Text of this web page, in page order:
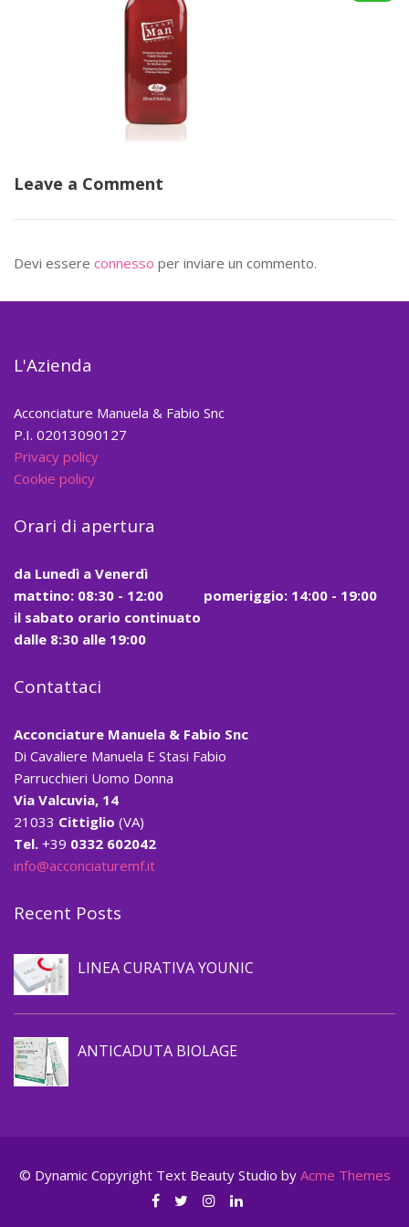
Leave a Comment
Devi essere connesso per inviare un commento.
L'Azienda
Acconciature Manuela & Fabio Snc
P.I. 02013090127
Privacy policy
Cookie policy
Orari di apertura
da Lunedì a Venerdì
mattino: 08:30 - 12:00
pomeriggio: 14:00 - 19:00
il sabato orario continuato
dalle 8:30 alle 19:00
Contattaci
Acconciature Manuela & Fabio Snc
Di Cavaliere Manuela E Stasi Fabio
Parrucchieri Uomo Donna
Via Valcuvia, 14
21033 Cittiglio (VA)
Tel. +39 0332 602042
info@acconciaturemf.it
Recent PostsPrevenzione caduta capelli
LINEA CURATIVA YOUNIC
ANTICADUTA BIOLAGE
© Dynamic Copyright Text Beauty Studio by Acme Themes